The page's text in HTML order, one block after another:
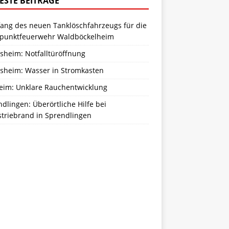
des neuen Tanklöschfahrzeugs für die
Waldböckelheim
Notfalltüröffnung
Wasser in Stromkasten
Unklare Rauchentwicklung
Überörtliche Hilfe bei
in Sprendlingen